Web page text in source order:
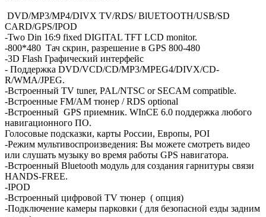
DVD/MP3/MP4/DIVX TV/RDS/ BlUETOOTH/USB/SD
CARD/GPS/IPOD
-Two Din 16:9 fixed DIGITAL TFT LCD monitor.
-800*480 Тач скрин, разрешение в GPS 800-480
-3D Flash Графический интерфейс
- Поддержка DVD/VCD/CD/MP3/MPEG4/DIVX/CD-
R/WMA/JPEG.
-Встроенный TV tuner, PAL/NTSC or SECAM compatible.
-Встроенные FM/AM тюнер / RDS optional
-Встроенный GPS приемник. WInCE 6.0 поддержка любого
навигационного ПО.
Голосовые подсказки, карты России, Европы, POI
-Режим мультивоспроизведения: Вы можете смотреть видео
или слушать музыку во время работы GPS навигатора.
-Встроенный Bluetooth модуль для создания гарнитуры связи
HANDS-FREE.
-IPOD
-Встроенный цифровой TV тюнер ( опция)
-Подключение камеры парковки ( для безопасной езды задним